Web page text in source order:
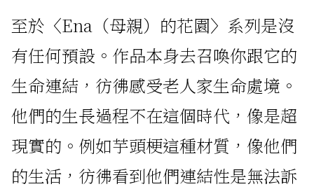
至於〈Ena（母親）的花園〉系列是沒
有任何預設。作品本身去召喚你跟它的
生命連結，彷彿感受老人家生命處境。
他們的生長過程不在這個時代，像是超
現實的。例如芋頭梗這種材質，像他們
的生活，彷彿看到他們連結性是無法訴